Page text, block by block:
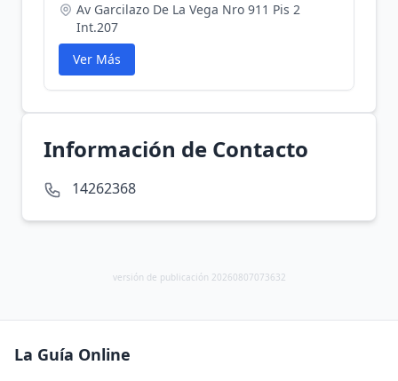
Av Garcilazo De La Vega Nro 911 Pis 2
Int.207
Ver Más
Información de Contacto
14262368
versión de publicación 20260807073632
La Guía Online